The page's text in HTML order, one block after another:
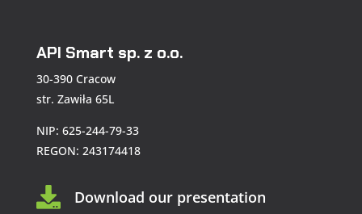
API Smart sp. z o.o.
30-390 Cracow
str. Zawiła 65L
NIP: 625-244-79-33
REGON: 243174418
 Download our presentation